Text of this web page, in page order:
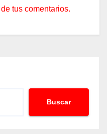
tus comentarios.
Buscar